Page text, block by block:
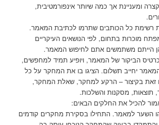
ומעניינת אך כמה שיותר אינפורמטיבית,
רשימת כל הכותבים שתרמו לכתיבת המאמר.
מוכרות בתחום, לפי הנושאים העיקריים
הייתם משתמשים אתם לחיפוש המאמר.
הביקור של המאמר, ויופיע תמיד למחפשים,
יחייב תשלום. הציגו בו את המחקר על כל
זאת בקיצור – הרקע למחקר, שאלת המחקר,
מסקנות והשלכות.
להכיל את החלקים הבאים:
השער למאמר. התחילו בסקירת מחקרים קודמים